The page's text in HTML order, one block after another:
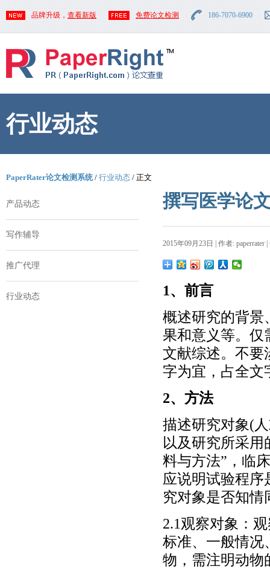
品牌升级， 查看新版 免费论文检测 186-7070-6900
行业动态
PaperRater论文检测系统/ 行业动态 / 正文
产品动态
写作辅导
推广代理
行业动态
撰写医学论
2015年09月23日 | 作者: paperrater
1、前言
概述研究的背景
果和意义等。仅
文献综述。不要
字为宜，占全文
2、方法
描述研究对象(
以及研究所采
料与方法”，临
应说明试验程
究对象是否知情
2.1观察对象：
标准、一般情况
物，需注明动物